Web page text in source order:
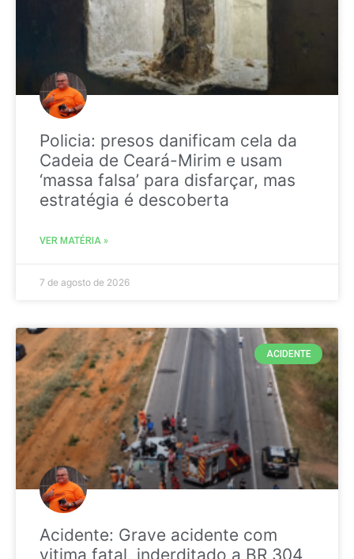
Policia: presos danificam cela da
Cadeia de Ceará-Mirim e usam
‘massa falsa’ para disfarçar, mas
estratégia é descoberta
VER MATÉRIA »
7 de agosto de 2026
ACIDENTE
Acidente: Grave acidente com
vitima fatal, inderditado a BR 304